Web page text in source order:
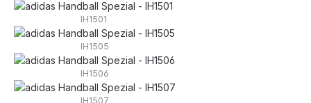
IH1501
IH1505
IH1506
IH1507